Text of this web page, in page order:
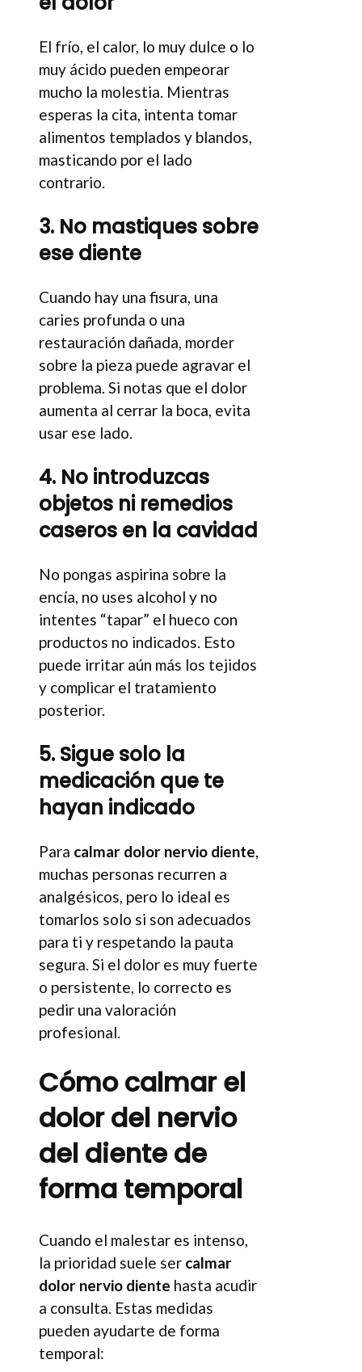
El frío, el calor, lo muy dulce o lo
muy ácido pueden empeorar
mucho la molestia. Mientras
esperas la cita, intenta tomar
alimentos templados y blandos,
masticando por el lado
contrario.
3. No mastiques sobre
ese diente
Cuando hay una fisura, una
caries profunda o una
restauración dañada, morder
sobre la pieza puede agravar el
problema. Si notas que el dolor
aumenta al cerrar la boca, evita
usar ese lado.
4. No introduzcas
objetos ni remedios
caseros en la cavidad
No pongas aspirina sobre la
encía, no uses alcohol y no
intentes “tapar” el hueco con
productos no indicados. Esto
puede irritar aún más los tejidos
y complicar el tratamiento
posterior.
5. Sigue solo la
medicación que te
hayan indicado
Para calmar dolor nervio diente,
muchas personas recurren a
analgésicos, pero lo ideal es
tomarlos solo si son adecuados
para ti y respetando la pauta
segura. Si el dolor es muy fuerte
o persistente, lo correcto es
pedir una valoración
profesional.
Cómo calmar el
dolor del nervio
del diente de
forma temporal
Cuando el malestar es intenso,
la prioridad suele ser calmar
dolor nervio diente hasta acudir
a consulta. Estas medidas
pueden ayudarte de forma
temporal: